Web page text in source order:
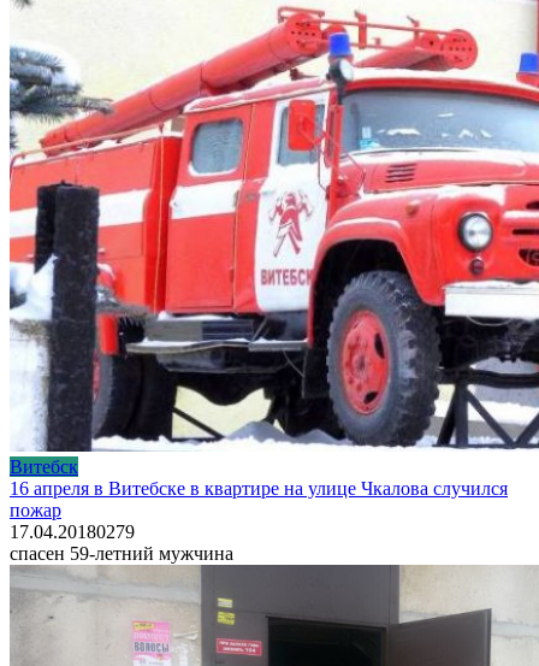
Витебск
16 апреля в Витебске в квартире на улице Чкалова случился
пожар
17.04.20180279
спасен 59-летний мужчина